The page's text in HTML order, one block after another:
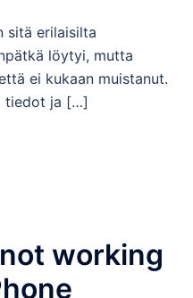
sitä erilaisilta
löytyi, mutta
ei kukaan muistanut.
tiedot ja […]
working